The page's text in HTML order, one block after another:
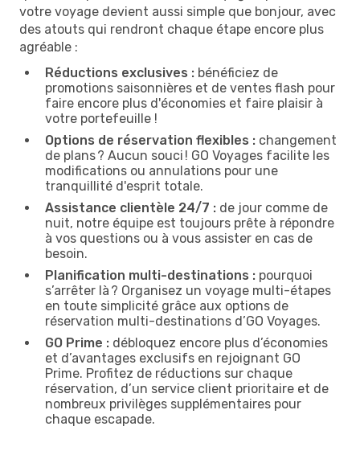
votre voyage devient aussi simple que bonjour, avec
des atouts qui rendront chaque étape encore plus
agréable :
Réductions exclusives : bénéficiez de
promotions saisonnières et de ventes flash pour
faire encore plus d'économies et faire plaisir à
votre portefeuille !
Options de réservation flexibles : changement
de plans ? Aucun souci ! GO Voyages facilite les
modifications ou annulations pour une
tranquillité d'esprit totale.
Assistance clientèle 24/7 : de jour comme de
nuit, notre équipe est toujours prête à répondre
à vos questions ou à vous assister en cas de
besoin.
Planification multi-destinations : pourquoi
s’arrêter là ? Organisez un voyage multi-étapes
en toute simplicité grâce aux options de
réservation multi-destinations d’GO Voyages.
GO Prime : débloquez encore plus d’économies
et d’avantages exclusifs en rejoignant GO
Prime. Profitez de réductions sur chaque
réservation, d’un service client prioritaire et de
nombreux privilèges supplémentaires pour
chaque escapade.